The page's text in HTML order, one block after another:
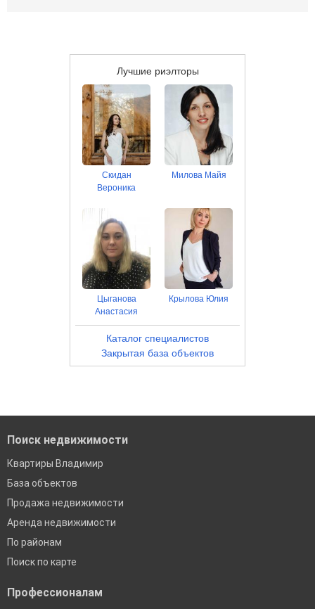
Лучшие риэлторы
Скидан
Вероника
Милова Майя
Цыганова
Анастасия
Крылова Юлия
Каталог специалистов
Закрытая база объектов
Поиск недвижимости
Квартиры Владимир
База объектов
Продажа недвижимости
Аренда недвижимости
По районам
Поиск по карте
Профессионалам